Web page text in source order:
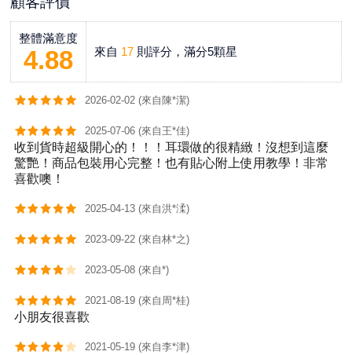
整體滿意度
4.88 來自 17 則評分，滿分5顆星
2026-02-02 (來自陳*潔)
2025-07-06 (來自王*佳)
收到貨時超級開心的！！！耳環做的很精緻！沒想到這麼
驚艷！商品包裝用心完整！也有貼心附上使用教學！非常
喜歡噢！
2025-04-13 (來自洪*渘)
2023-09-22 (來自林*之)
2023-05-08 (來自*)
2021-08-19 (來自周*桂)
小朋友很喜歡
2021-05-19 (來自李*津)